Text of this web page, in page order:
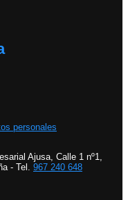
personales
Ajusa, Calle 1 nº1,
- Tel. 967 240 648